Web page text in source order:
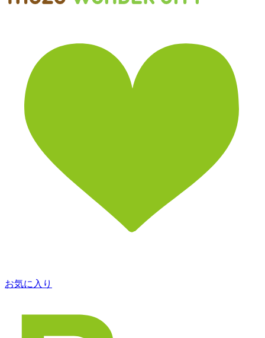
お気に入り